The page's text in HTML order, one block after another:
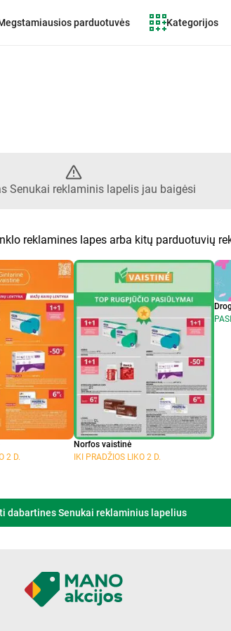
parduotuvės Kategorijos
Senukai jau baigėsi
Senukai reklaminis lapelis jau baigėsi
reklamines lapes arba kitų parduotuvių
2 D.
Norfos vaistinė
IKI PRADŽIOS LIKO 2 D.
dabartines Senukai reklaminius lapelius